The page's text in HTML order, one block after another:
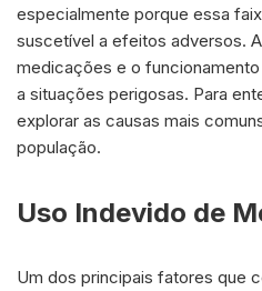
especialmente porque essa
suscetível a efeitos adversos.
medicações e o
a situações perigosas. Para
explorar as causas mais
população.
Uso Indevido de
Um dos principais fatores que